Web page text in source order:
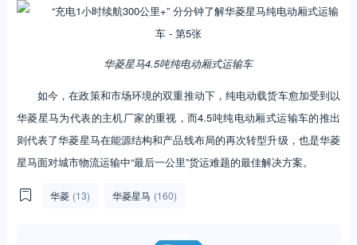
华菱星马4.5吨纯电动厢式运输车
​如今，在政策和市场环境的双重推动下，纯电动载货车愈加受到以
华菱星马为代表的主机厂家的重视，而4.5吨纯电动厢式运输车的推出
则代表了华菱星马在能源结构和产品线布局的再次转型升级，也是华菱
星马面对城市物流运输中“最后一公里”货运难题的最佳解决方案。​​​​
华菱 (13) 华菱星马 (160)